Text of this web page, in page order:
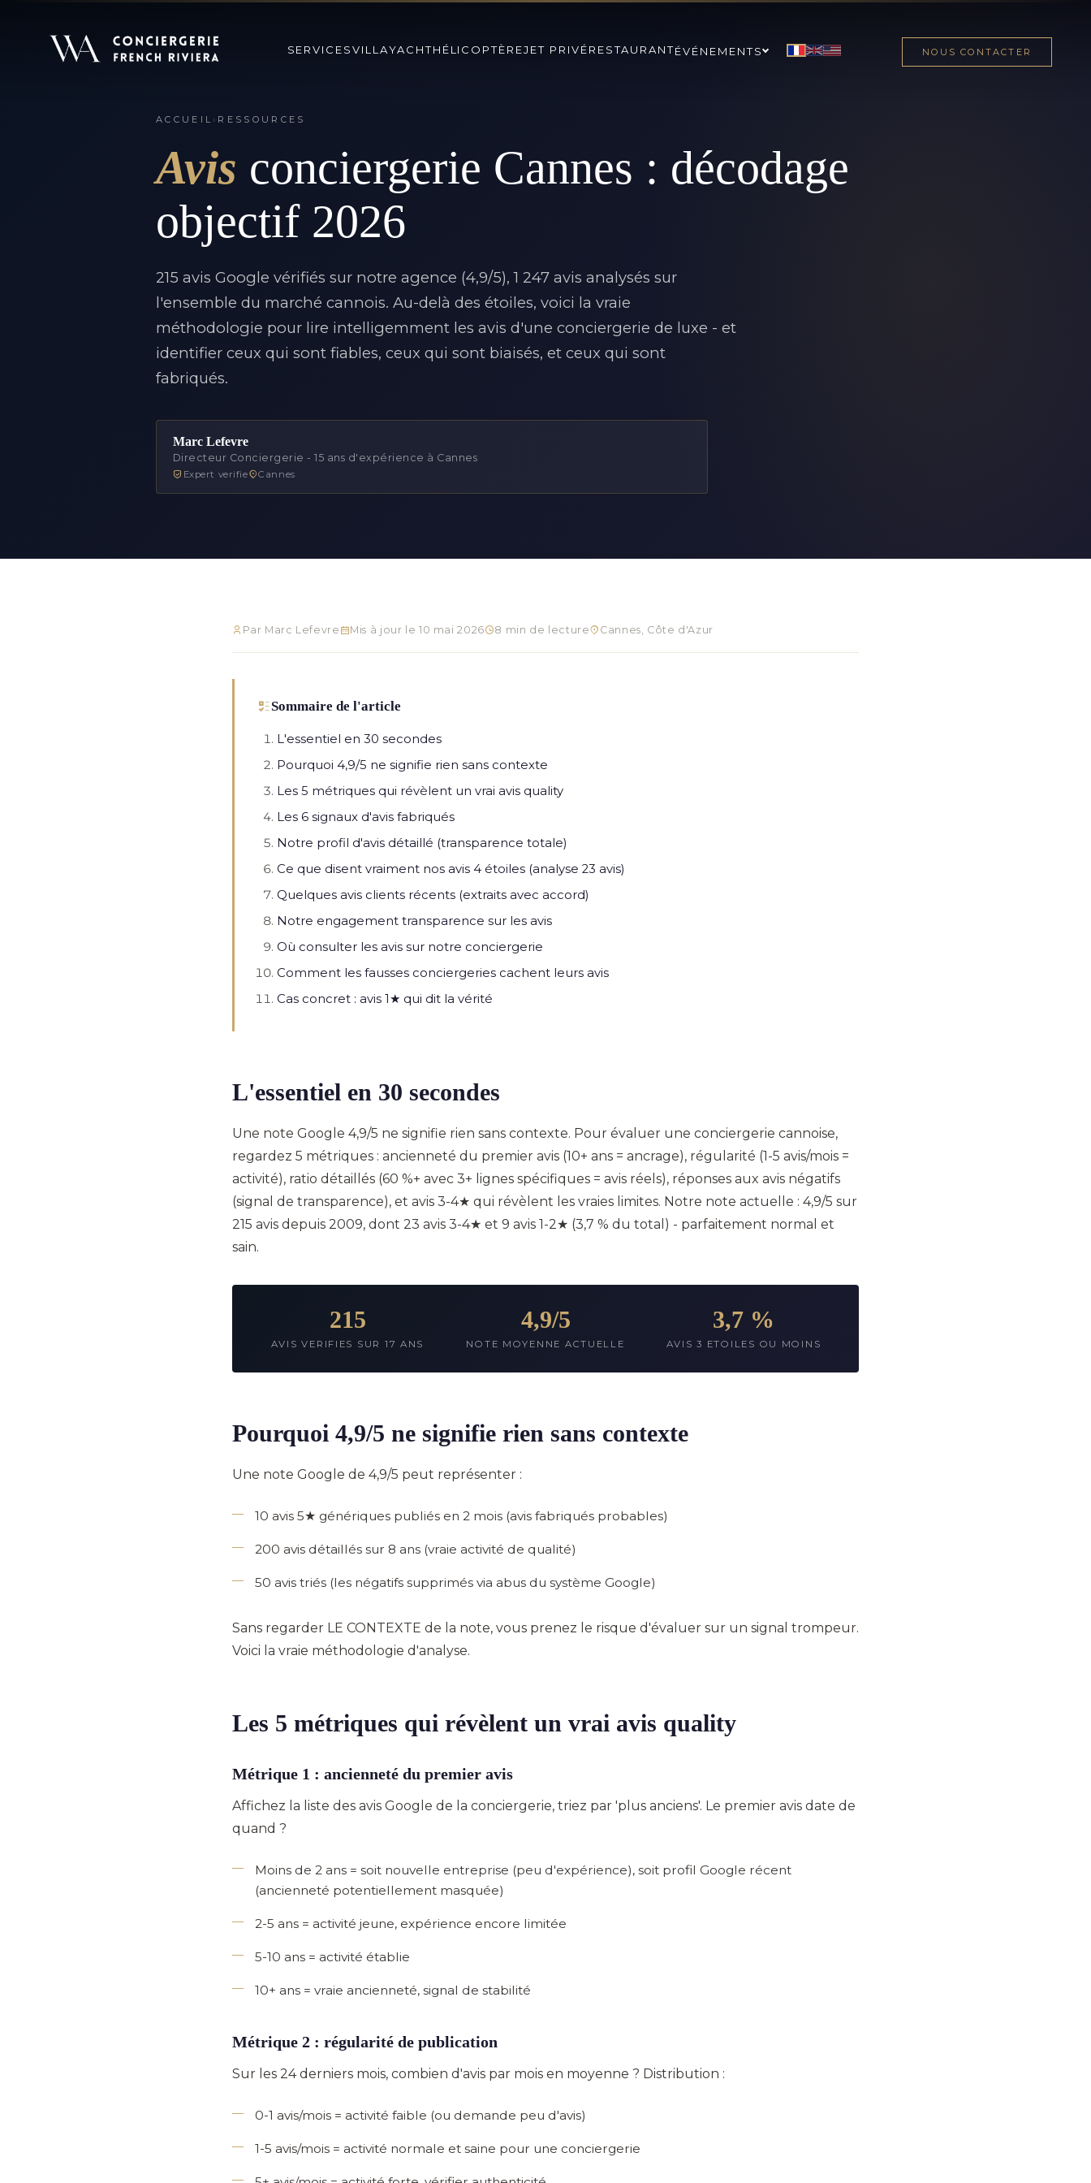
SERVICESVILLAYACHTHÉLICOPTÈREJET PRIVÉRESTAURANTÉVÉNEMENTS NOUS CONTACTER
ACCUEIL › RESSOURCES
Avis conciergerie Cannes : décodage
objectif 2026
215 avis Google vérifiés sur notre agence (4,9/5), 1 247 avis analysés sur
l'ensemble du marché cannois. Au-delà des étoiles, voici la vraie
méthodologie pour lire intelligemment les avis d'une conciergerie de luxe - et
identifier ceux qui sont fiables, ceux qui sont biaisés, et ceux qui sont
fabriqués.
Marc Lefevre
Directeur Conciergerie - 15 ans d'expérience à Cannes
Expert verifie Cannes
Par Marc Lefevre Mis à jour le 10 mai 2026 8 min de lecture Cannes, Côte d'Azur
Sommaire de l'article
L'essentiel en 30 secondes
Pourquoi 4,9/5 ne signifie rien sans contexte
Les 5 métriques qui révèlent un vrai avis quality
Les 6 signaux d'avis fabriqués
Notre profil d'avis détaillé (transparence totale)
Ce que disent vraiment nos avis 4 étoiles (analyse 23 avis)
Quelques avis clients récents (extraits avec accord)
Notre engagement transparence sur les avis
Où consulter les avis sur notre conciergerie
Comment les fausses conciergeries cachent leurs avis
Cas concret : avis 1★ qui dit la vérité
L'essentiel en 30 secondes
Une note Google 4,9/5 ne signifie rien sans contexte. Pour évaluer une conciergerie cannoise,
regardez 5 métriques : ancienneté du premier avis (10+ ans = ancrage), régularité (1-5 avis/mois =
activité), ratio détaillés (60 %+ avec 3+ lignes spécifiques = avis réels), réponses aux avis négatifs
(signal de transparence), et avis 3-4★ qui révèlent les vraies limites. Notre note actuelle : 4,9/5 sur
215 avis depuis 2009, dont 23 avis 3-4★ et 9 avis 1-2★ (3,7 % du total) - parfaitement normal et
sain.
215
AVIS VERIFIES SUR 17 ANS
4,9/5
NOTE MOYENNE ACTUELLE
3,7 %
AVIS 3 ETOILES OU MOINS
Pourquoi 4,9/5 ne signifie rien sans contexte
Une note Google de 4,9/5 peut représenter :
10 avis 5★ génériques publiés en 2 mois (avis fabriqués probables)
200 avis détaillés sur 8 ans (vraie activité de qualité)
50 avis triés (les négatifs supprimés via abus du système Google)
Sans regarder LE CONTEXTE de la note, vous prenez le risque d'évaluer sur un signal trompeur.
Voici la vraie méthodologie d'analyse.
Les 5 métriques qui révèlent un vrai avis quality
Métrique 1 : ancienneté du premier avis
Affichez la liste des avis Google de la conciergerie, triez par 'plus anciens'. Le premier avis date de
quand ?
Moins de 2 ans = soit nouvelle entreprise (peu d'expérience), soit profil Google récent
(ancienneté potentiellement masquée)
2-5 ans = activité jeune, expérience encore limitée
5-10 ans = activité établie
10+ ans = vraie ancienneté, signal de stabilité
Métrique 2 : régularité de publication
Sur les 24 derniers mois, combien d'avis par mois en moyenne ? Distribution :
0-1 avis/mois = activité faible (ou demande peu d'avis)
1-5 avis/mois = activité normale et saine pour une conciergerie